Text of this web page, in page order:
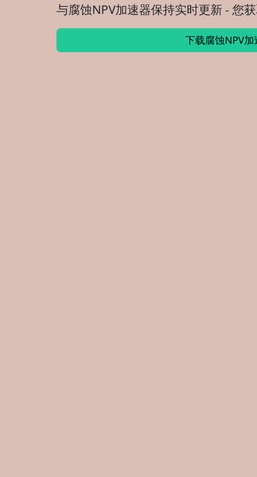
与腐蚀NPV加速器保持实时更新 - 您
下载腐蚀NPV